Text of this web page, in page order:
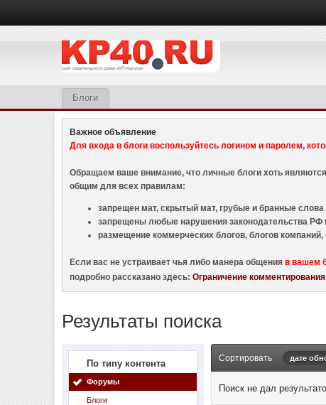
Блоги
Важное объявление
Для входа в блоги воспользуйтесь логином и паролем,
Обращаем ваше внимание, что личные блоги хоть
общим для всех правилам:
запрещен мат, скрытый мат, грубые и бранные слова
запрещены любые нарушения законодательства
размещение коммерческих блогов, блогов
Если вас не устраивает чья либо манера общенияв вашем
подробно рассказано здесь:Ограничение
Результаты поиска
По типу контента
Форумы
Блоги
Сортировать дате
Поиск не дал